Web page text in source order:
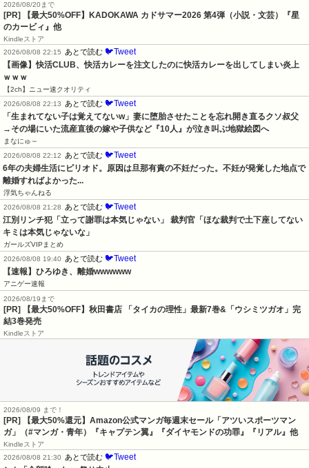
2026/08/20まで
[PR]
【最大50%OFF】KADOKAWA カドサマー2026 第4弾（小説・文芸）『星
のカービィ』他
Kindleストア
2026/08/08 22:15 あとで読む 🐦Tweet
【画像】快活CLUB、快活カレーを注文したのに快活カレーを出してしまい炎上
ｗｗｗ
【2ch】ニュー速クオリティ
2026/08/08 22:13 あとで読む 🐦Tweet
「生まれてない子は覚えてないw」妻に堕胎させたことを忘れ開き直るクソ叔父
→その場にいた流産直後の嫁や子供など『10人』が泣き叫ぶ地獄絵図へ
まなにゅ～
2026/08/08 22:12 あとで読む 🐦Tweet
6年の夫婦生活にピリオド。原因は旦那有責の不妊だった。不妊が発覚した地点で
離婚すればよかった...
浮気ちゃんねる
2026/08/08 21:28 あとで読む 🐦Tweet
江別リンチ犯「立って謝罪は本気じゃない」 裁判官「ほな裁判で土下座してない
キミは本気じゃないな」
ガールズVIPまとめ
2026/08/08 19:40 あとで読む 🐦Tweet
【速報】ひろゆき、離婚wwwwww
アニゲー速報
2026/08/19まで
[PR] 【最大50%OFF】秋田書店 「タイカの理性」最新7巻&「ウシミツガオ」完
結3巻発売
Kindleストア
2026/08/09 まで！
[PR]
【最大50%還元】Amazon公式マンガ毎週末セール「アツいスポーツマン
ガ」（#マンガ・青年）『キャプテン翼』『ダイヤモンドの功罪』『リアル』他
Kindleストア
2026/08/08 21:30
あとで読む 🐦Tweet